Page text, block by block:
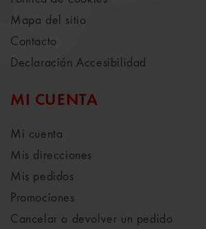
Mapa del sitio
Contacto
Declaración Accesibilidad
MI CUENTA
Mi cuenta
Mis direcciones
Mis pedidos
Promociones
Cancelar o devolver un pedido